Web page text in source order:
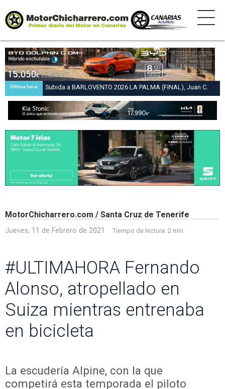
Última hora
Subida a BARLOVENTO 2026 LA PALMA (FINAL), Juan C.
Brito y Carlos A. Pérez hacen suya la victoria en la 47 Subida
a Barlovento
MotorChicharrero.com / Santa Cruz de Tenerife
Jueves, 11 de Febrero de 2021 Tiempo de lectura: 2 min
#ULTIMAHORA Fernando
Alonso, atropellado en
Suiza mientras entrenaba
en bicicleta
La escudería Alpine, con la que
competirá esta temporada el piloto